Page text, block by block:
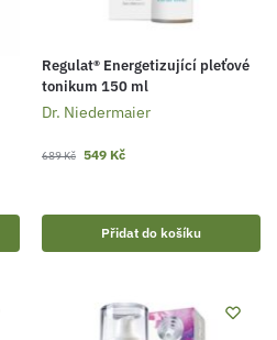
Regulat® Energetizující pleťové
tonikum 150 ml
Dr. Niedermaier
689Kč 549 Kč
Přidat do košíku